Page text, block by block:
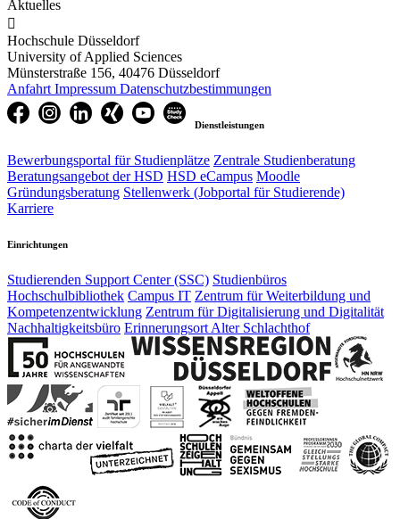
Aktuelles

Hochschule Düsseldorf
University of Applied Sciences
Münsterstraße 156, 40476 Düsseldorf
Anfahrt Impressum Datenschutzbestimmungen
Dienstleistungen
Bewerbungsportal für Studienplätze Zentrale Studienberatung
Beratungsangebot der HSD HSD eCampus Moodle
Gründungsberatung Stellenwerk (Jobportal für Studierende)
Karriere
Einrichtungen
Studierenden Support Center (SSC) Studienbüros
Hochschulbibliothek Campus IT Zentrum für Weiterbildung und
Kompetenzentwicklung Zentrum für Digitalisierung und Digitalität
Nachhaltigkeitsbüro Erinnerungsort Alter Schlachthof